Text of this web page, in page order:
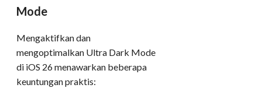
Mode
Mengaktifkan dan
mengoptimalkan Ultra Dark Mode
di iOS 26 menawarkan beberapa
keuntungan praktis: